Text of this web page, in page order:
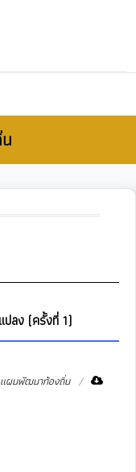
ลง (ครั้งที่ 1)
แผนพัฒนาท้องถิ่น